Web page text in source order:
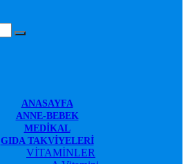
ANASAYFA
ANNE-BEBEK
MEDIKAL
GIDA TAKVIYELERI
VİTAMİNLER